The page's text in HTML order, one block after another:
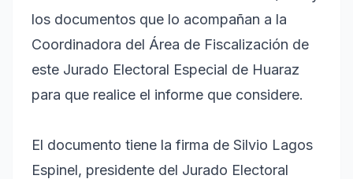
los documentos que lo acompañan a la
Coordinadora del Área de Fiscalización de
este Jurado Electoral Especial de Huaraz
para que realice el informe que considere.
El documento tiene la firma de Silvio Lagos
Espinel, presidente del Jurado Electoral